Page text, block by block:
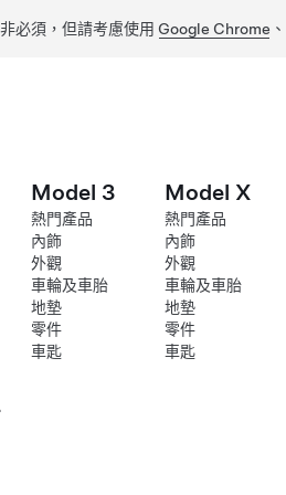
必須，但請考慮使用 Google Chrome 、
Model 3
熱門產品
內飾
外觀
車輪及車胎
地墊
零件
車匙
Model X
熱門產品
內飾
外觀
車輪及車胎
地墊
零件
車匙